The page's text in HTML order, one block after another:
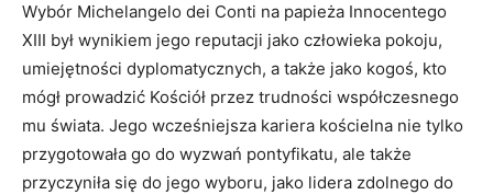
Wybór Michelangelo dei Conti na papieża Innocentego
XIII był wynikiem jego reputacji jako człowieka pokoju,
umiejętności dyplomatycznych, a także jako kogoś, kto
mógł prowadzić Kościół przez trudności współczesnego
mu świata. Jego wcześniejsza kariera kościelna nie tylko
przygotowała go do wyzwań pontyfikatu, ale także
przyczyniła się do jego wyboru, jako lidera zdolnego do